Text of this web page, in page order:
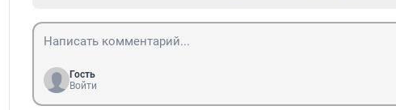
Гость
Войти